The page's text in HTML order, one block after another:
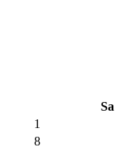
Sa
1
8